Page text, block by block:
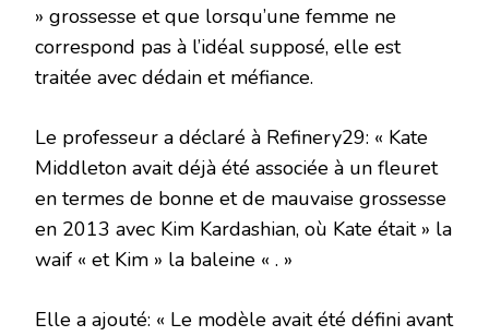
» grossesse et que lorsqu’une femme ne
correspond pas à l’idéal supposé, elle est
traitée avec dédain et méfiance.
Le professeur a déclaré à Refinery29: « Kate
Middleton avait déjà été associée à un fleuret
en termes de bonne et de mauvaise grossesse
en 2013 avec Kim Kardashian, où Kate était » la
waif « et Kim » la baleine « . »
Elle a ajouté: « Le modèle avait été défini avant